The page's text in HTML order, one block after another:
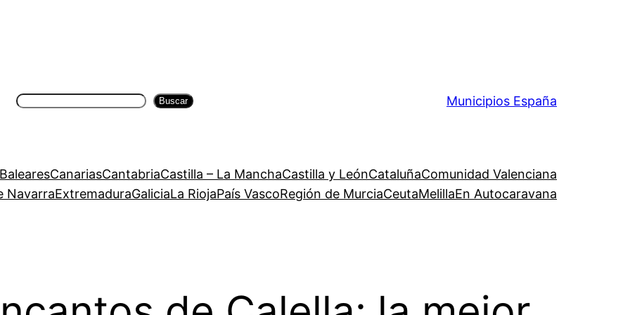
Buscar Buscar Municipios España
CanariasCantabriaCastilla – La ManchaCastilla y LeónCataluñaComunidad Valenciana
NavarraExtremaduraGaliciaLa RiojaPaís VascoRegión de MurciaCeutaMelillaEn Autocaravana